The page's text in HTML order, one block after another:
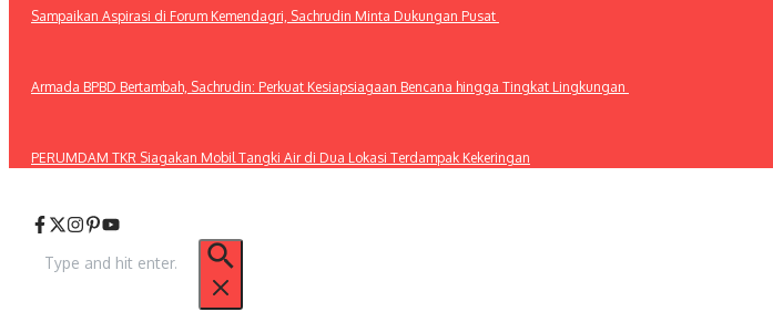
Sampaikan Aspirasi di Forum Kemendagri, Sachrudin Minta Dukungan Pusat
Armada BPBD Bertambah, Sachrudin: Perkuat Kesiapsiagaan Bencana hingga Tingkat Lingkungan
PERUMDAM TKR Siagakan Mobil Tangki Air di Dua Lokasi Terdampak Kekeringan
untuk: